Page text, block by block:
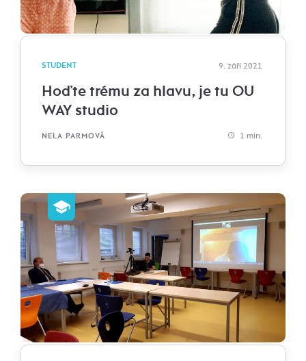
STUDENT 9. září 2021
Hoďte trému za hlavu, je tu OU
WAY studio
NELA PARMOVÁ 1 min.